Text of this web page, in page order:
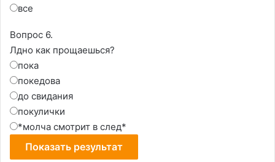
все
Вопрос 6.
Лдно как прощаешься?
пока
покедова
до свидания
покулички
*молча смотрит в след*